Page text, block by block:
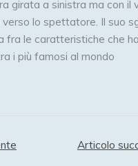
girata a sinistra ma con il
lo spettatore. Il suo
fra le caratteristiche che
i più famosi al mondo
Articolo